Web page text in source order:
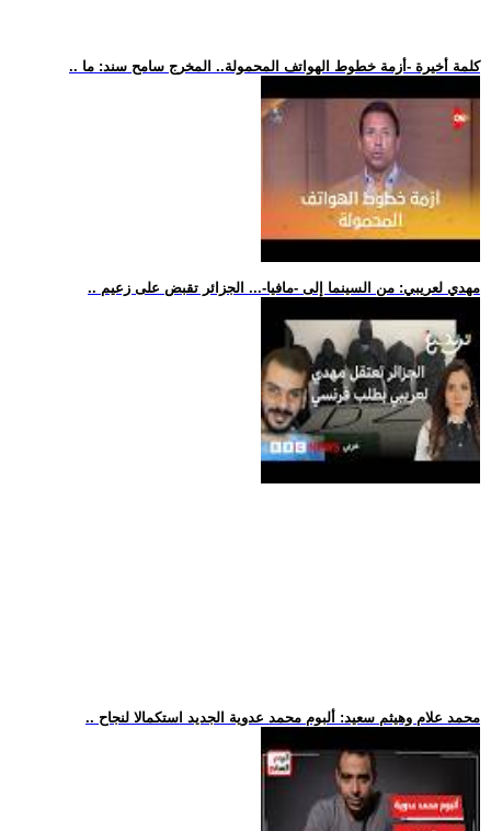
.. كلمة أخيرة -أزمة خطوط الهواتف المحمولة.. المخرج سامح سند: ما
.. مهدي لعريبي: من السينما إلى -مافيا-... الجزائر تقبض على زعيم
.. محمد علام وهيثم سعيد: ألبوم محمد عدوية الجديد استكمالا لنجاح